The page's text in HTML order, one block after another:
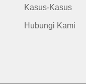
Kasus-Kasus
Hubungi Kami